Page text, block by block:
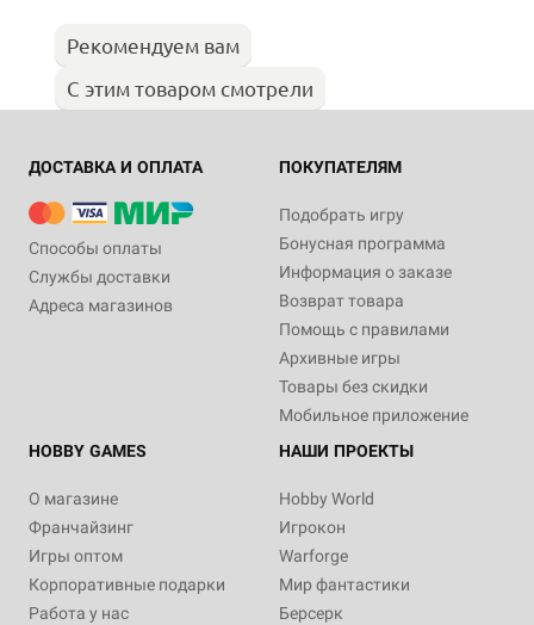
Рекомендуем вам
С этим товаром смотрели
ДОСТАВКА И ОПЛАТА
Способы оплаты
Службы доставки
Адреса магазинов
ПОКУПАТЕЛЯМ
Подобрать игру
Бонусная программа
Информация о заказе
Возврат товара
Помощь с правилами
Архивные игры
Товары без скидки
Мобильное приложение
HOBBY GAMES
О магазине
Франчайзинг
Игры оптом
Корпоративные подарки
Работа у нас
НАШИ ПРОЕКТЫ
Hobby World
Игрокон
Warforge
Мир фантастики
Берсерк